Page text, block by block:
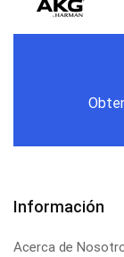
Información
Acerca de